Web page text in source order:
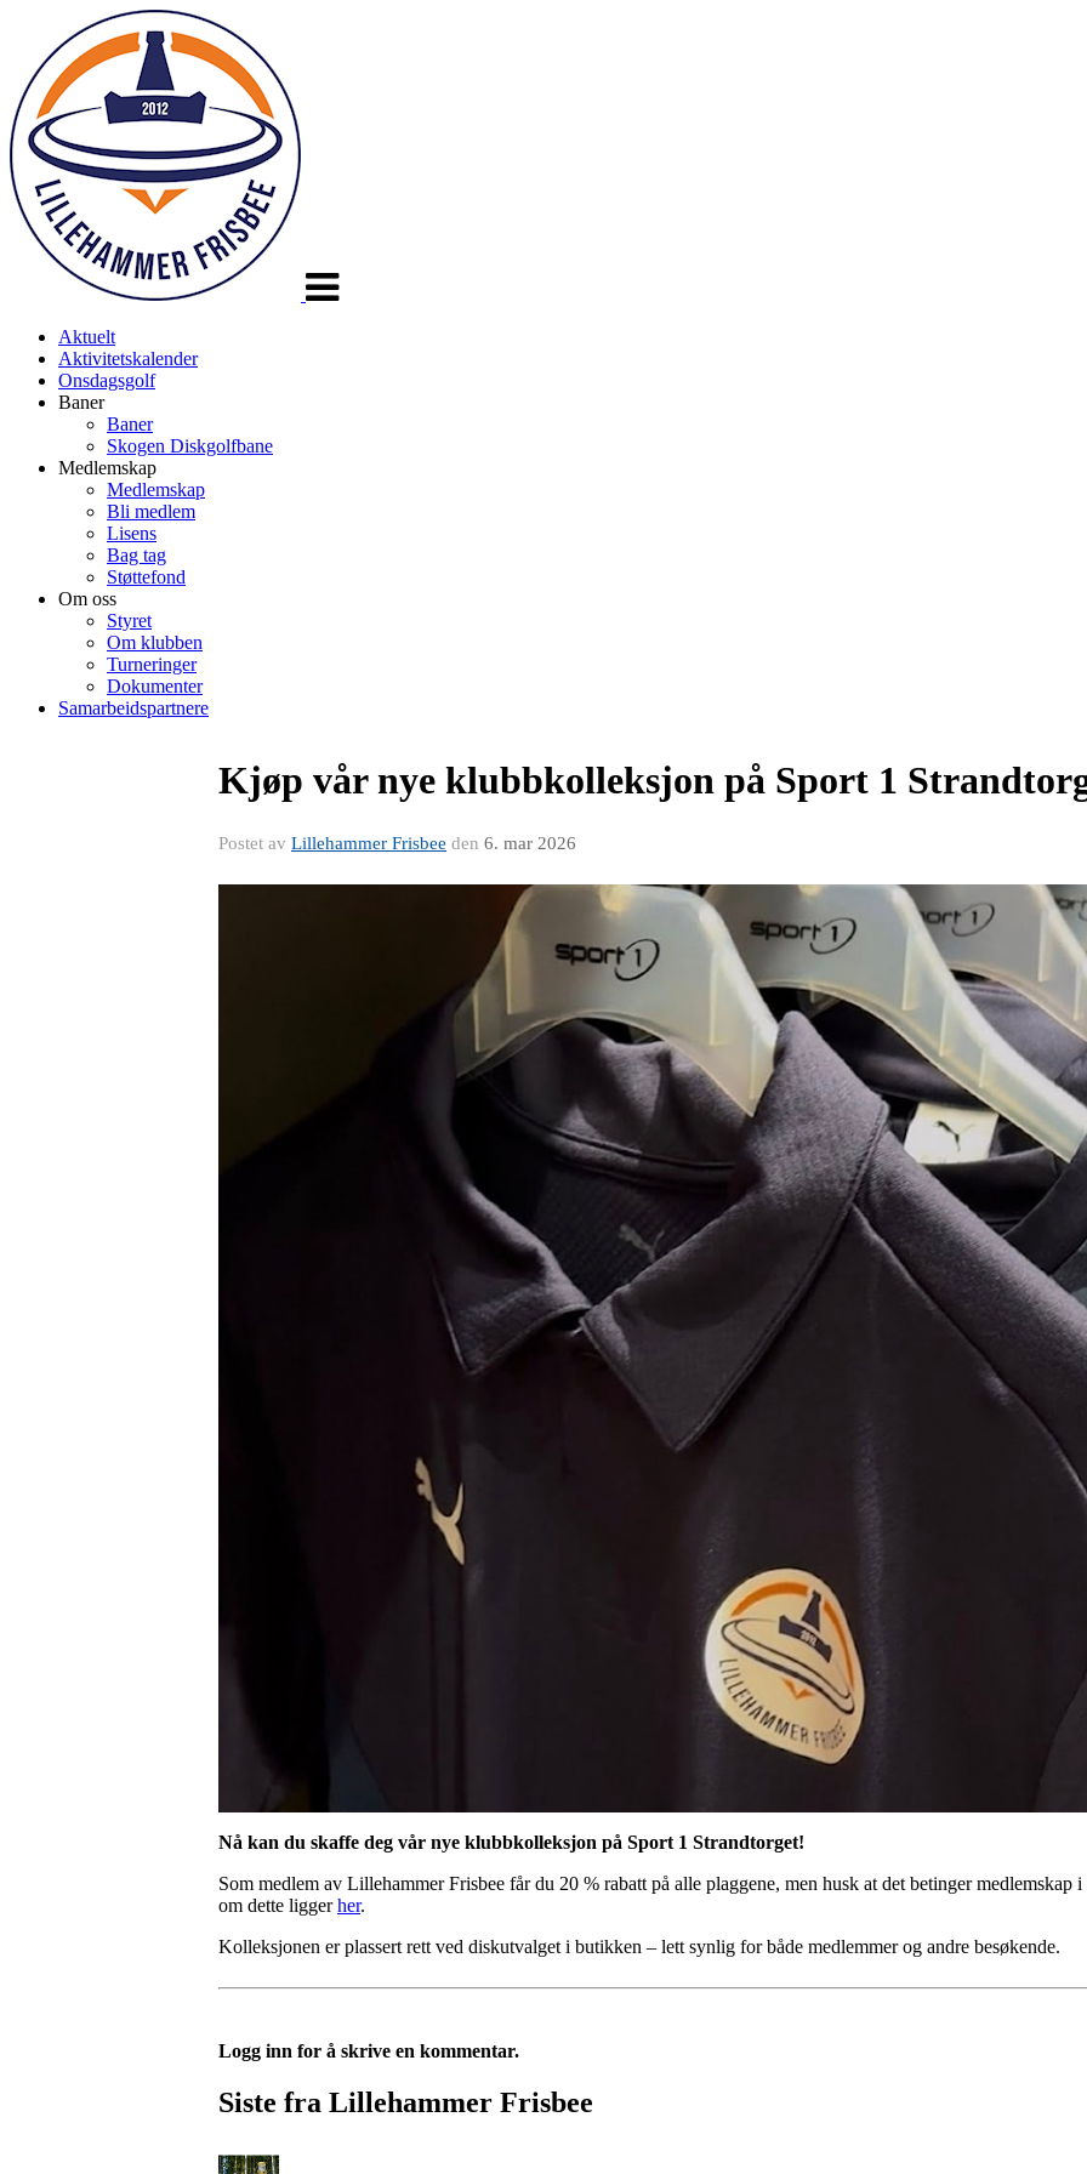
Aktuelt
Aktivitetskalender
Onsdagsgolf
Baner
Baner
Skogen Diskgolfbane
Medlemskap
Medlemskap
Bli medlem
Lisens
Bag tag
Støttefond
Om oss
Styret
Om klubben
Turneringer
Dokumenter
Samarbeidspartnere
Kjøp vår nye klubbkolleksjon på Sport 1
Postet av Lillehammer Frisbee den 6. mar 2026
Nå kan du skaffe deg vår nye klubbkolleksjon på Sport 1 Strandtorget!
Som medlem av Lillehammer Frisbee får du 20 % rabatt på alle plaggene, men husk at det betinger
om dette liggerher.
Kolleksjonen er plassert rett ved diskutvalget i butikken – lett synlig for både medlemmer og andre besøkende.
Logg inn for å skrive en kommentar.
Siste fra Lillehammer Frisbee